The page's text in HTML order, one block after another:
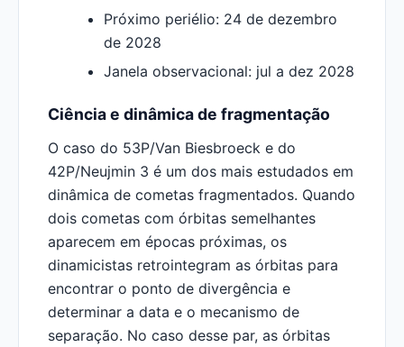
Próximo periélio: 24 de dezembro
de 2028
Janela observacional: jul a dez 2028
Ciência e dinâmica de fragmentação
O caso do 53P/Van Biesbroeck e do
42P/Neujmin 3 é um dos mais estudados em
dinâmica de cometas fragmentados. Quando
dois cometas com órbitas semelhantes
aparecem em épocas próximas, os
dinamicistas retrointegram as órbitas para
encontrar o ponto de divergência e
determinar a data e o mecanismo de
separação. No caso desse par, as órbitas